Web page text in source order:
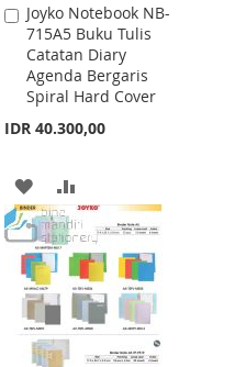
Joyko Notebook NB-
715A5 Buku Tulis
Catatan Diary
Agenda Bergaris
Spiral Hard Cover
IDR 40.300,00
Add
to
Cart
ADD
TO
WISH
LIST
TO
COMPARE